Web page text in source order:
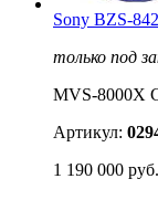
Sony BZS-
только под
MVS-8000X
Артикул:
1 190 000 руб.